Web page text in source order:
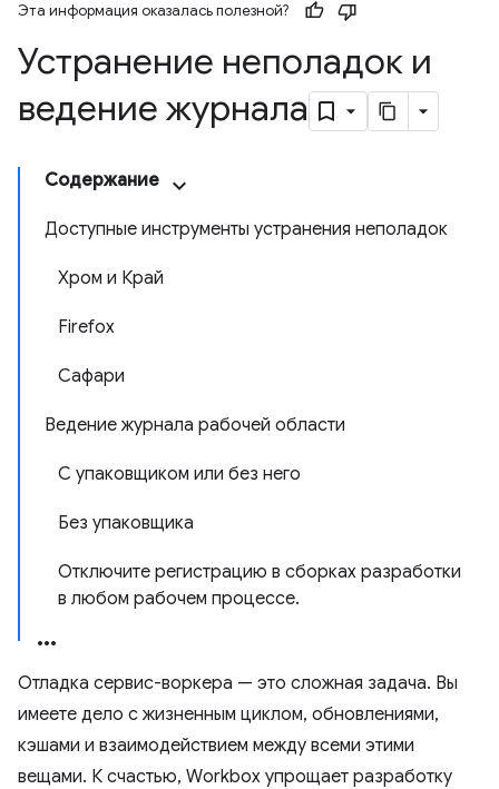
Эта информация оказалась полезной?
Устранение неполадок и
ведение журнала
Содержание
Доступные инструменты устранения неполадок
Хром и Край
Firefox
Сафари
Ведение журнала рабочей области
С упаковщиком или без него
Без упаковщика
Отключите регистрацию в сборках разработки
в любом рабочем процессе.
Отладка сервис-воркера — это сложная задача. Вы
имеете дело с жизненным циклом, обновлениями,
кэшами и взаимодействием между всеми этими
вещами. К счастью, Workbox упрощает разработку